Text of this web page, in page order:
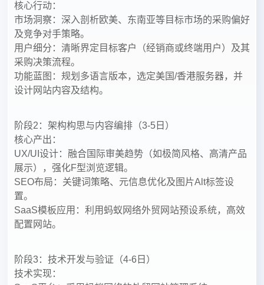
核心行动：
市场洞察：深入剖析欧美、东南亚等目标市场的采购偏好
及竞争对手策略。
用户细分：清晰界定目标客户（经销商或终端用户）及其
采购决策流程。
功能蓝图：规划多语言版本，选定美国/香港服务器，并
设计网站内容及结构。
阶段2：架构构思与内容编排（3-5日）
核心产出：
UX/UI设计：融合国际审美趋势（如极简风格、高清产品
展示），强化F型浏览逻辑。
SEO布局：关键词策略、元信息优化及图片Alt标签设
置。
SaaS模板应用：利用蚂蚁网络外贸网站预设系统，高效
配置网站。
阶段3：技术开发与验证（4-6日）
技术实现：